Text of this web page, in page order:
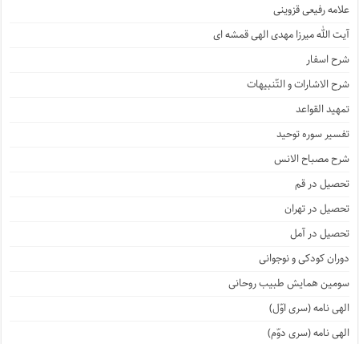
علامه رفیعی قزوینی
آیت الله میرزا مهدی الهی قمشه ای
شرح اسفار
شرح الاشارات و التّنبیهات
تمهید القواعد
تفسیر سوره توحید
شرح مصباح الانس
تحصیل در قم
تحصیل در تهران
تحصیل در آمل
دوران کودکی و نوجوانی
سومین همایش طبیب روحانی
الهی نامه (سری اوّل)
الهی نامه (سری دوّم)